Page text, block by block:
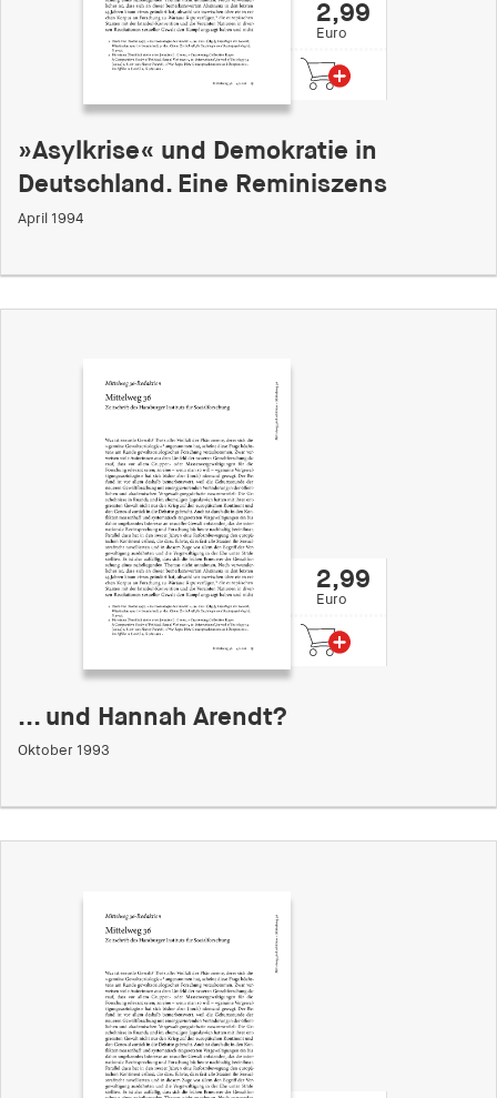
2,99
Euro
»Asylkrise« und Demokratie in
Deutschland. Eine Reminiszens
April 1994
2,99
Euro
... und Hannah Arendt?
Oktober 1993